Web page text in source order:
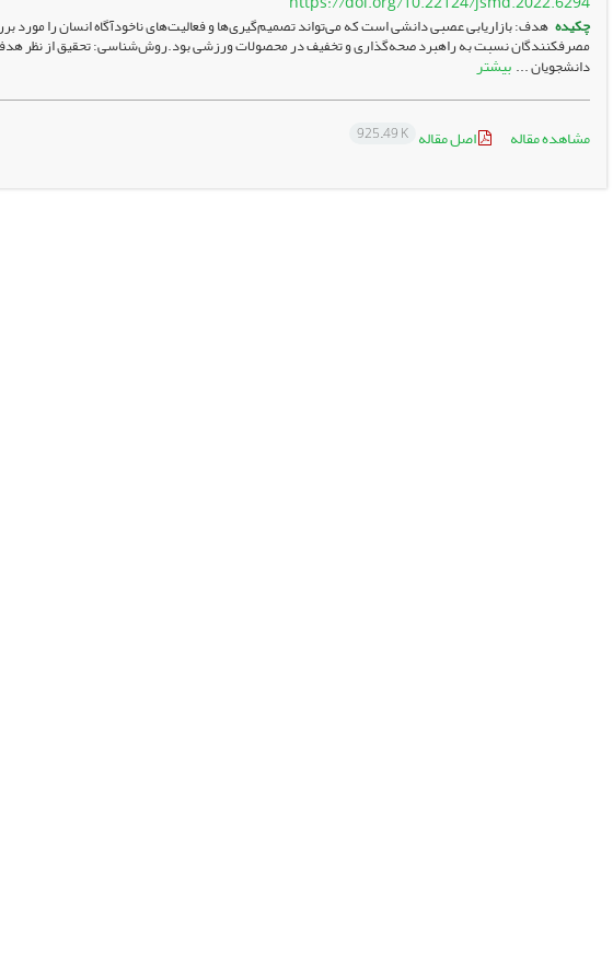
چکیده هدف: بازاریابی عصبی دانشی است که می‌تواند تصمیم‌گیری‌ها و فعالیت‌های ناخودآگاه انسان را
مصرف­کنندگان نسبت به راهبرد صحه‌­گذاری و تخفیف در محصولات ورزشی بود.روش‌شناسی: تحقیق از نظر هدف
دانشجویان ...بیشتر
مشاهده مقاله اصل مقاله 925.49 K